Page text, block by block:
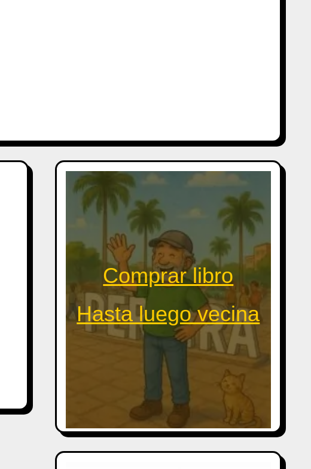
Comprar libro
Hasta luego vecina